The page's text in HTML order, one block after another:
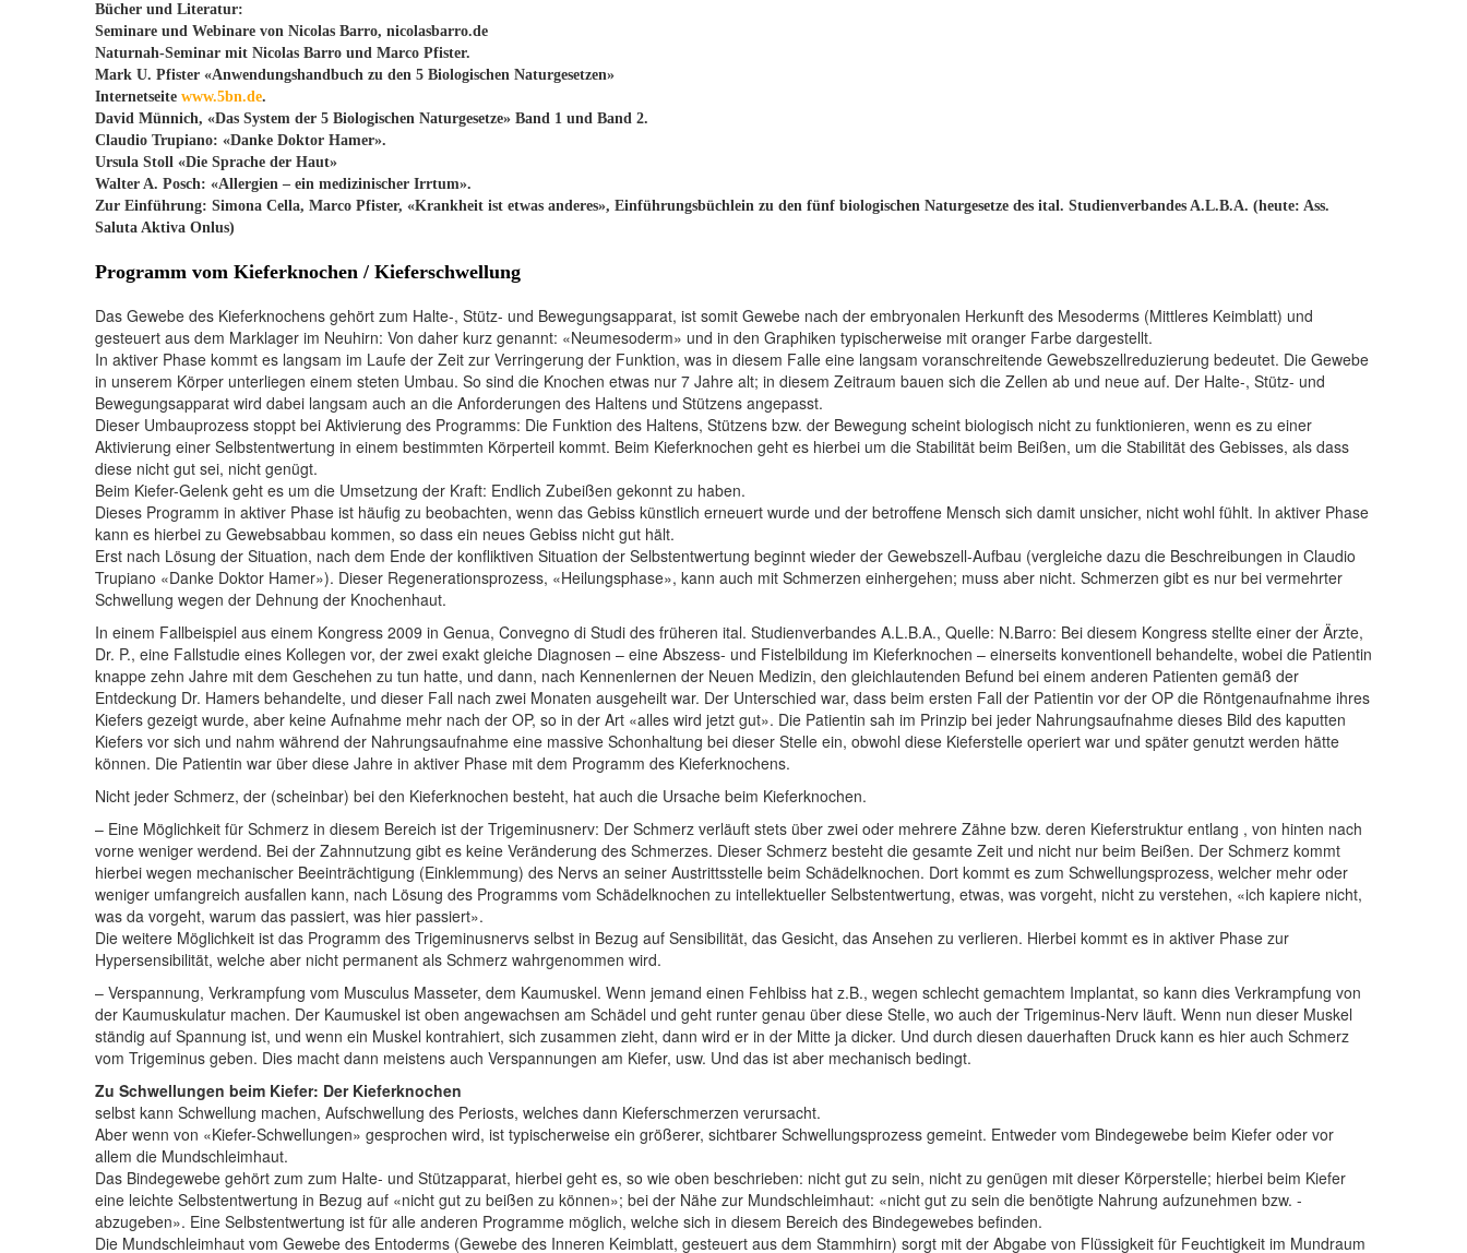
Bücher und Literatur:
Seminare und Webinare von Nicolas Barro, nicolasbarro.de
Naturnah-Seminar mit Nicolas Barro und Marco Pfister.
Mark U. Pfister «Anwendungshandbuch zu den 5 Biologischen Naturgesetzen»
Internetseite www.5bn.de.
David Münnich, «Das System der 5 Biologischen Naturgesetze» Band 1 und Band 2.
Claudio Trupiano: «Danke Doktor Hamer».
Ursula Stoll «Die Sprache der Haut»
Walter A. Posch: «Allergien – ein medizinischer Irrtum».
Zur Einführung: Simona Cella, Marco Pfister, «Krankheit ist etwas anderes», Einführungsbüchlein zu den fünf biologischen Naturgesetze des ital. Studienverbandes A.L.B.A. (heute: Ass.
Saluta Aktiva Onlus)
Programm vom Kieferknochen / Kieferschwellung
Das Gewebe des Kieferknochens gehört zum Halte-, Stütz- und Bewegungsapparat, ist somit Gewebe nach der embryonalen Herkunft des Mesoderms (Mittleres Keimblatt) und
gesteuert aus dem Marklager im Neuhirn: Von daher kurz genannt: «Neumesoderm» und in den Graphiken typischerweise mit oranger Farbe dargestellt.
In aktiver Phase kommt es langsam im Laufe der Zeit zur Verringerung der Funktion, was in diesem Falle eine langsam voranschreitende Gewebszellreduzierung bedeutet. Die Gewebe
in unserem Körper unterliegen einem steten Umbau. So sind die Knochen etwas nur 7 Jahre alt; in diesem Zeitraum bauen sich die Zellen ab und neue auf. Der Halte-, Stütz- und
Bewegungsapparat wird dabei langsam auch an die Anforderungen des Haltens und Stützens angepasst.
Dieser Umbauprozess stoppt bei Aktivierung des Programms: Die Funktion des Haltens, Stützens bzw. der Bewegung scheint biologisch nicht zu funktionieren, wenn es zu einer
Aktivierung einer Selbstentwertung in einem bestimmten Körperteil kommt. Beim Kieferknochen geht es hierbei um die Stabilität beim Beißen, um die Stabilität des Gebisses, als dass
diese nicht gut sei, nicht genügt.
Beim Kiefer-Gelenk geht es um die Umsetzung der Kraft: Endlich Zubeißen gekonnt zu haben.
Dieses Programm in aktiver Phase ist häufig zu beobachten, wenn das Gebiss künstlich erneuert wurde und der betroffene Mensch sich damit unsicher, nicht wohl fühlt. In aktiver Phase
kann es hierbei zu Gewebsabbau kommen, so dass ein neues Gebiss nicht gut hält.
Erst nach Lösung der Situation, nach dem Ende der konfliktiven Situation der Selbstentwertung beginnt wieder der Gewebszell-Aufbau (vergleiche dazu die Beschreibungen in Claudio
Trupiano «Danke Doktor Hamer»). Dieser Regenerationsprozess, «Heilungsphase», kann auch mit Schmerzen einhergehen; muss aber nicht. Schmerzen gibt es nur bei vermehrter
Schwellung wegen der Dehnung der Knochenhaut.
In einem Fallbeispiel aus einem Kongress 2009 in Genua, Convegno di Studi des früheren ital. Studienverbandes A.L.B.A., Quelle: N.Barro: Bei diesem Kongress stellte einer der Ärzte,
Dr. P., eine Fallstudie eines Kollegen vor, der zwei exakt gleiche Diagnosen – eine Abszess- und Fistelbildung im Kieferknochen – einerseits konventionell behandelte, wobei die Patientin
knappe zehn Jahre mit dem Geschehen zu tun hatte, und dann, nach Kennenlernen der Neuen Medizin, den gleichlautenden Befund bei einem anderen Patienten gemäß der
Entdeckung Dr. Hamers behandelte, und dieser Fall nach zwei Monaten ausgeheilt war. Der Unterschied war, dass beim ersten Fall der Patientin vor der OP die Röntgenaufnahme ihres
Kiefers gezeigt wurde, aber keine Aufnahme mehr nach der OP, so in der Art «alles wird jetzt gut». Die Patientin sah im Prinzip bei jeder Nahrungsaufnahme dieses Bild des kaputten
Kiefers vor sich und nahm während der Nahrungsaufnahme eine massive Schonhaltung bei dieser Stelle ein, obwohl diese Kieferstelle operiert war und später genutzt werden hätte
können. Die Patientin war über diese Jahre in aktiver Phase mit dem Programm des Kieferknochens.
Nicht jeder Schmerz, der (scheinbar) bei den Kieferknochen besteht, hat auch die Ursache beim Kieferknochen.
– Eine Möglichkeit für Schmerz in diesem Bereich ist der Trigeminusnerv: Der Schmerz verläuft stets über zwei oder mehrere Zähne bzw. deren Kieferstruktur entlang , von hinten nach
vorne weniger werdend. Bei der Zahnnutzung gibt es keine Veränderung des Schmerzes. Dieser Schmerz besteht die gesamte Zeit und nicht nur beim Beißen. Der Schmerz kommt
hierbei wegen mechanischer Beeinträchtigung (Einklemmung) des Nervs an seiner Austrittsstelle beim Schädelknochen. Dort kommt es zum Schwellungsprozess, welcher mehr oder
weniger umfangreich ausfallen kann, nach Lösung des Programms vom Schädelknochen zu intellektueller Selbstentwertung, etwas, was vorgeht, nicht zu verstehen, «ich kapiere nicht,
was da vorgeht, warum das passiert, was hier passiert».
Die weitere Möglichkeit ist das Programm des Trigeminusnervs selbst in Bezug auf Sensibilität, das Gesicht, das Ansehen zu verlieren. Hierbei kommt es in aktiver Phase zur
Hypersensibilität, welche aber nicht permanent als Schmerz wahrgenommen wird.
– Verspannung, Verkrampfung vom Musculus Masseter, dem Kaumuskel. Wenn jemand einen Fehlbiss hat z.B., wegen schlecht gemachtem Implantat, so kann dies Verkrampfung von
der Kaumuskulatur machen. Der Kaumuskel ist oben angewachsen am Schädel und geht runter genau über diese Stelle, wo auch der Trigeminus-Nerv läuft. Wenn nun dieser Muskel
ständig auf Spannung ist, und wenn ein Muskel kontrahiert, sich zusammen zieht, dann wird er in der Mitte ja dicker. Und durch diesen dauerhaften Druck kann es hier auch Schmerz
vom Trigeminus geben. Dies macht dann meistens auch Verspannungen am Kiefer, usw. Und das ist aber mechanisch bedingt.
Zu Schwellungen beim Kiefer: Der Kieferknochen
selbst kann Schwellung machen, Aufschwellung des Periosts, welches dann Kieferschmerzen verursacht.
Aber wenn von «Kiefer-Schwellungen» gesprochen wird, ist typischerweise ein größerer, sichtbarer Schwellungsprozess gemeint. Entweder vom Bindegewebe beim Kiefer oder vor
allem die Mundschleimhaut.
Das Bindegewebe gehört zum zum Halte- und Stützapparat, hierbei geht es, so wie oben beschrieben: nicht gut zu sein, nicht zu genügen mit dieser Körperstelle; hierbei beim Kiefer
eine leichte Selbstentwertung in Bezug auf «nicht gut zu beißen zu können»; bei der Nähe zur Mundschleimhaut: «nicht gut zu sein die benötigte Nahrung aufzunehmen bzw. -
abzugeben». Eine Selbstentwertung ist für alle anderen Programme möglich, welche sich in diesem Bereich des Bindegewebes befinden.
Die Mundschleimhaut vom Gewebe des Entoderms (Gewebe des Inneren Keimblatt, gesteuert aus dem Stammhirn) sorgt mit der Abgabe von Flüssigkeit für Feuchtigkeit im Mundraum